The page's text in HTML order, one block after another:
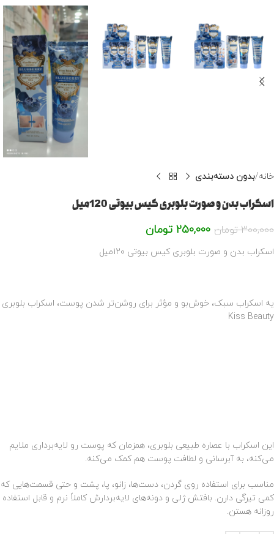
خانه بدون دسته‌بندی
اسکراب بدن و صورت بلوبری کیس بیوتی 120میل
300,000 تومان 250,000 تومان
اسکراب بدن و صورت بلوبری کیس بیوتی 120میل
یه اسکراب سبک، خوش‌بو و مؤثر برای روشن‌تر شدن پوست، اسکراب بلوبری
Kiss Beauty
این اسکراب با عصاره طبیعی بلوبری، همزمان که پوست رو لایه‌برداری ملایم
می‌کنه، به آبرسانی و لطافت پوست هم کمک می‌کنه.
مناسب برای استفاده روی گردن، دست‌ها، زانو، پا، پشت و حتی قسمت‌هایی که
کمی تیرگی دارن. بافتش ژلی و دونه‌های لایه‌بردارش کاملاً نرم و قابل استفاده
روزانه هستن.